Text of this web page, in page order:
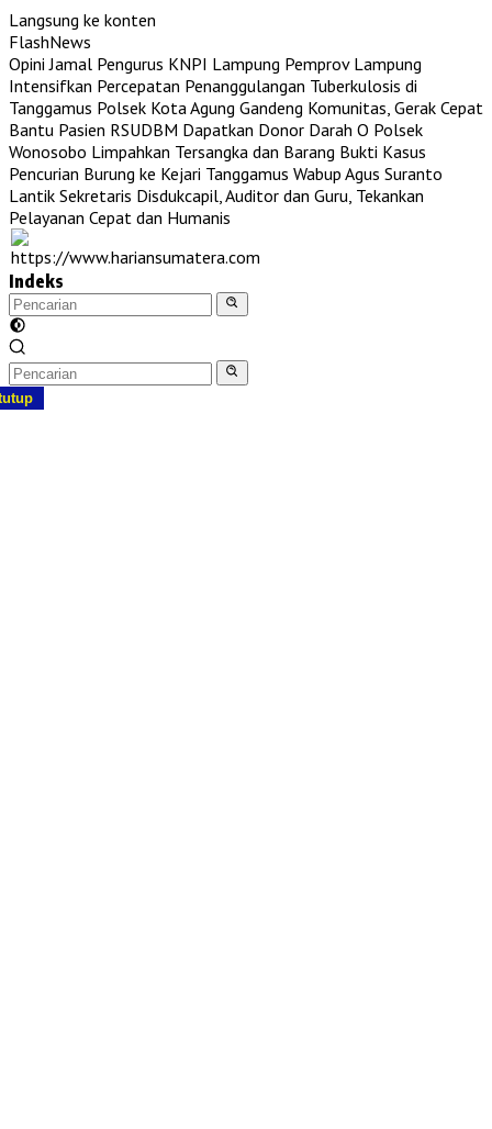
Langsung ke konten
FlashNews
Opini Jamal Pengurus KNPI Lampung Pemprov Lampung
Intensifkan Percepatan Penanggulangan Tuberkulosis di
Tanggamus Polsek Kota Agung Gandeng Komunitas, Gerak Cepat
Bantu Pasien RSUDBM Dapatkan Donor Darah O Polsek
Wonosobo Limpahkan Tersangka dan Barang Bukti Kasus
Pencurian Burung ke Kejari Tanggamus Wabup Agus Suranto
Lantik Sekretaris Disdukcapil, Auditor dan Guru, Tekankan
Pelayanan Cepat dan Humanis
Indeks